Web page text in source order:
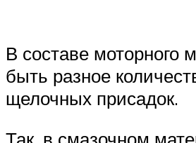
В составе моторного
быть разное
щелочных присадок.
Так, в смазочном